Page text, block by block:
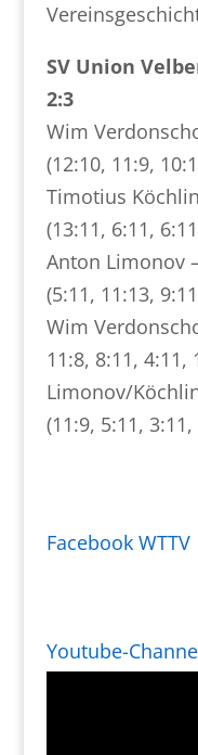
SV Union
2:3
Wim
(12:10, 11:9,
Timotius
(13:11, 6:11,
Anton Limonov
(5:11, 11:13,
Wim
11:8, 8:11, 4:11,
Limonov/
(11:9, 5:11, 3:11,
Facebook WTTV
Youtube-